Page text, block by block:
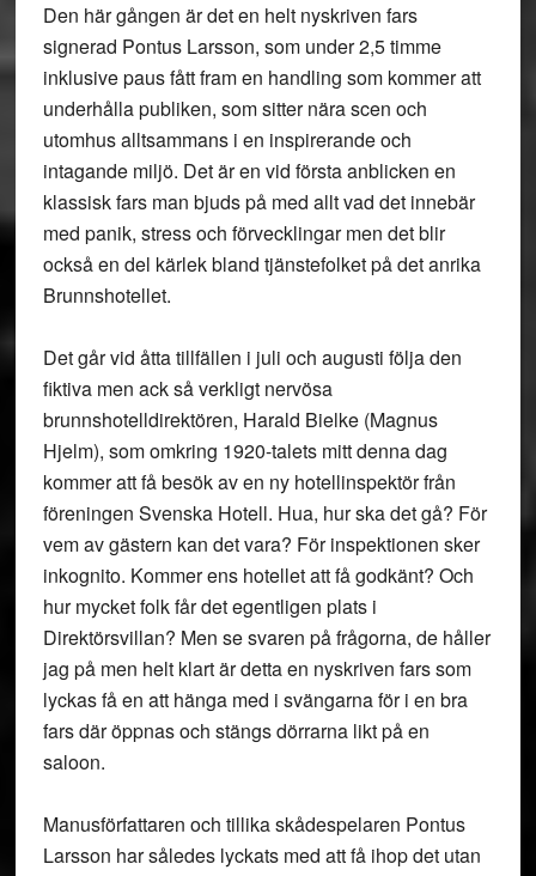
Den här gången är det en helt nyskriven fars
signerad Pontus Larsson, som under 2,5 timme
inklusive paus fått fram en handling som kommer att
underhålla publiken, som sitter nära scen och
utomhus alltsammans i en inspirerande och
intagande miljö. Det är en vid första anblicken en
klassisk fars man bjuds på med allt vad det innebär
med panik, stress och förvecklingar men det blir
också en del kärlek bland tjänstefolket på det anrika
Brunnshotellet.
Det går vid åtta tillfällen i juli och augusti följa den
fiktiva men ack så verkligt nervösa
brunnshotelldirektören, Harald Bielke (Magnus
Hjelm), som omkring 1920-talets mitt denna dag
kommer att få besök av en ny hotellinspektör från
föreningen Svenska Hotell. Hua, hur ska det gå? För
vem av gästern kan det vara? För inspektionen sker
inkognito. Kommer ens hotellet att få godkänt? Och
hur mycket folk får det egentligen plats i
Direktörsvillan? Men se svaren på frågorna, de håller
jag på men helt klart är detta en nyskriven fars som
lyckas få en att hänga med i svängarna för i en bra
fars där öppnas och stängs dörrarna likt på en
saloon.
Manusförfattaren och tillika skådespelaren Pontus
Larsson har således lyckats med att få ihop det utan